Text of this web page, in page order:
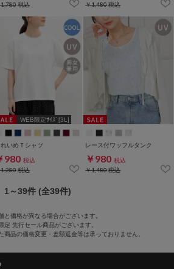
税込
￥1,480税込
WEB限定ｻｲｽﾞ[3L]
れいめＴシャツ
980 税込
税込
レース付ワッフルタンク
￥980 税込
￥1,480税込
1～39件 (全39件)
と価格が異なる場合がございます。
定 先行セール商品がございます。
品の価格変更・差額返金等は承っておりません。